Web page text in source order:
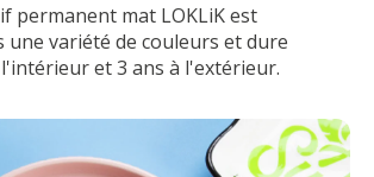
permanent mat LOKLiK est
une variété de couleurs et dure
et 3 ans à l'extérieur.